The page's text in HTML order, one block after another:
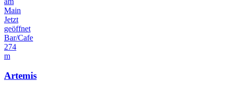
Main
Jetzt
geöffnet
Bar/Cafe
274
m
Artemis